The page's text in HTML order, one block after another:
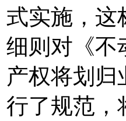
式实施，这
细则对《不
产权将划归
行了规范，